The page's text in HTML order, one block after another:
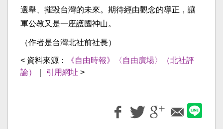
選舉、摧毀台灣的未來。期待經由觀念的導正，讓
軍公教又是一座護國神山。
（作者是台灣北社前社長）
< 資料來源：
《自由時報》〈自由廣場〉（北社評
論）
引用網址 >